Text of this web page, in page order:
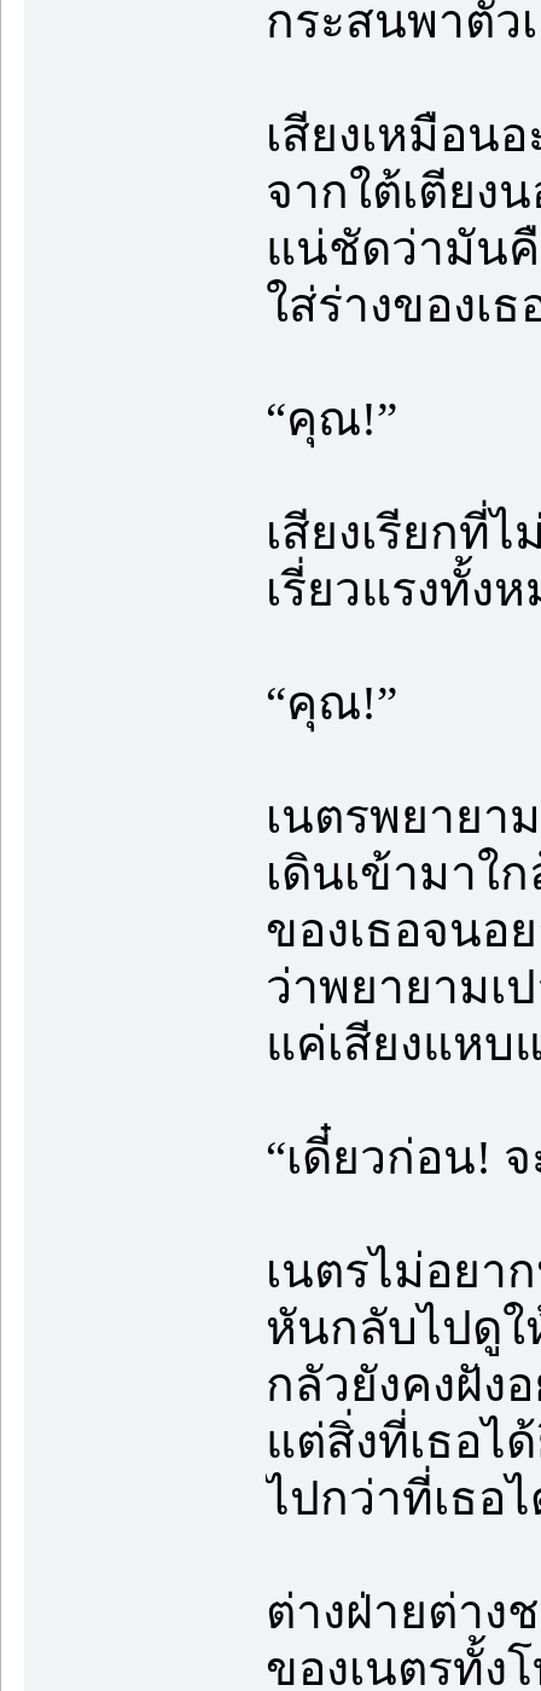
กระสนพาตัว
เสียงเหมือน
จากใต้เตียง
แน่ชัดว่ามันคื
ใส่ร่างของเ
“คุณ!”
เสียงเรียกที่
เรี่ยวแรงทั้ง
“คุณ!”
เนตรพยายา
เดินเข้ามาใ
ของเธอจนอ
ว่าพยายามเ
แค่เสียงแหบ
“เดี๋ยวก่อน!
เนตรไม่อยา
หันกลับไปดูใ
กลัวยังคงฝัง
แต่สิ่งที่เธอไ
ไปกว่าที่เธอ
ต่างฝ่ายต่าง
ของเนตรทั้ง